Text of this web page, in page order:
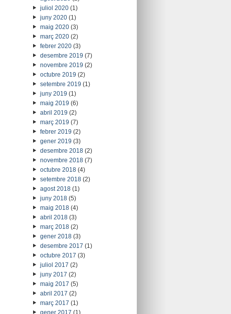
juliol 2020(1)
juny 2020(1)
maig 2020(3)
març 2020(2)
febrer 2020(3)
desembre 2019 (7)
novembre 2019 (2)
octubre 2019 (2)
setembre 2019 (1)
juny 2019 (1)
maig 2019 (6)
abril 2019 (2)
març 2019 (7)
febrer 2019 (2)
gener 2019 (3)
desembre 2018(2)
novembre 2018(7)
octubre 2018(4)
setembre 2018(2)
agost 2018(1)
juny 2018(5)
maig 2018(4)
abril 2018(3)
març 2018(2)
gener 2018(3)
desembre 2017 (1)
octubre 2017 (3)
juliol 2017 (2)
juny 2017 (2)
maig 2017 (5)
abril 2017 (2)
març 2017 (1)
gener 2017 (1)